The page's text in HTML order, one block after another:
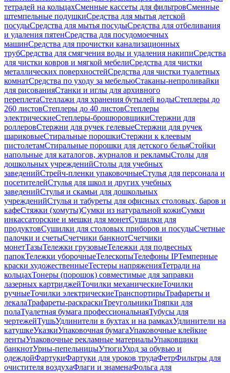
тетрадей на кольцахСменные кассеты для фильтровСменные
штемпельные подушкиСредства для мытья детской
посудыСредства для мытья посудыСредства для отбеливания
и удаления пятенСредства для посудомоечных
машинСредства для прочистки канализационных
трубСредства для смягчения воды и удаления накипиСредства
для чистки ковров и мягкой мебелиСредства для чистки
металлических поверхностейСредства для чистки туалетных
комнатСредства по уходу за мебельюСтаканы-непроливайки
для рисованияСтанки и иглы для архивного
переплетаСтеллажи для хранения бутылей водыСтеплеры до
260 листовСтеплеры до 40 листовСтеплеры
электрическиеСтеплеры-брошюровщикиСтержни для
роллеровСтержни для ручек гелевыеСтержни для ручек
шариковыеСтиральные порошкиСтержни к клеевым
пистолетамСтиральные порошки для детского бельяСтойки
напольные для каталогов, журналов и рекламыСтолы для
дошкольных учрежденийСтолы для учебных
заведенийСтрейч-пленки упаковочныеСтулья для персонала и
посетителейСтулья для школ и других учебных
заведенийСтулья и скамьи для дошкольных
учрежденийСтулья и табуреты для офисных столовых, баров и
кафеСтяжки (хомуты)Сумки из натуральной кожиСумки
инкассаторские и мешки для монетСушилки для
продуктовСушилки для столовых приборов и посудыСчетные
палочки и счетыСчетчики банкнотСчетчики
монетТазыТележки грузовыеТележки для подвесных
папокТележки уборочныеТелескопыТелефоны IPТемперные
краски художественныеТестеры напряженияТетради на
кольцахТонеры (порошок) совместимые для заправки
лазерных картриджейТочилки механическиеТочилки
ручныеТочилки электрическиеТранспортирыТрафареты и
лекалаТрафареты-раскраскиТреугольникиТряпки для
полаТуалетная бумага профессиональнаяТубусы для
чертежейТушьУдлинители в бухтах и на рамкахУдлинители на
катушкеУказкиУпаковочная бумагаУпаковочные клейкие
лентыУпаковочные рекламные материалыУпаковщики
банкнотУрны-пепельницыУтюгиУход за обувью и
одеждойФартукиФартуки для уроков трудаФетрФильтры для
очистителя воздухаФлаги и знаменаФольга для